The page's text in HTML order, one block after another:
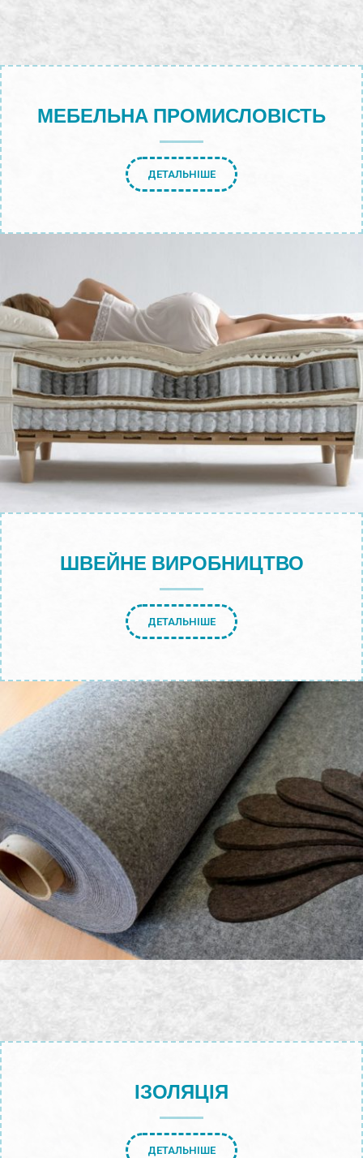
МЕБЕЛЬНА ПРОМИСЛОВІСТЬ
ДЕТАЛЬНІШЕ
ШВЕЙНЕ ВИРОБНИЦТВО
ДЕТАЛЬНІШЕ
ІЗОЛЯЦІЯ
ДЕТАЛЬНІШЕ